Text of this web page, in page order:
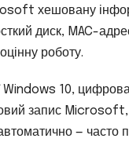
хешовану
диск, MAC-
роботу.
10,
запис
—